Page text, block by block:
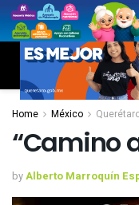
Home México
“Camino
byAlberto Marroquín